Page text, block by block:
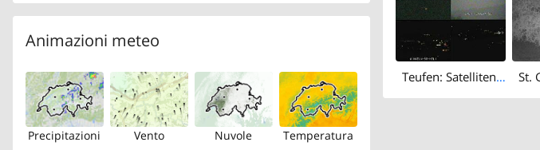
Animazioni meteo
Precipitazioni Vento Nuvole Temperatura
Teufen: Satellitenstation Wilen in St.Gallen (Schweiz)